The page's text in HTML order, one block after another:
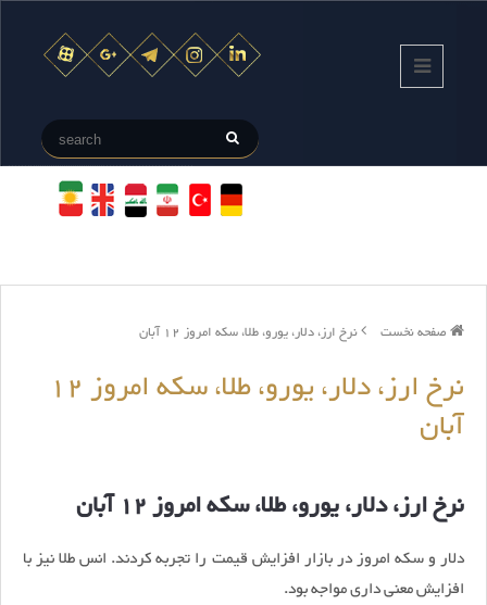
صفحه نخست نرخ ارز، دلار، یورو، طلا، سکه امروز 12 آبان
نرخ ارز، دلار، یورو، طلا، سکه امروز 12
آبان
نرخ ارز، دلار، یورو، طلا، سکه امروز 12 آبان
دلار و سکه امروز در بازار افزایش قیمت را تجربه کردند. انس طلا نیز با
افزایش معنی داری مواجه بود.